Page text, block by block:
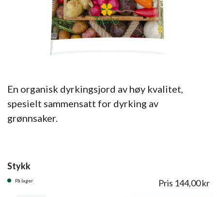
En organisk dyrkingsjord av høy kvalitet,
spesielt sammensatt for dyrking av
grønnsaker.
Stykk
På lager Pris 144,00kr